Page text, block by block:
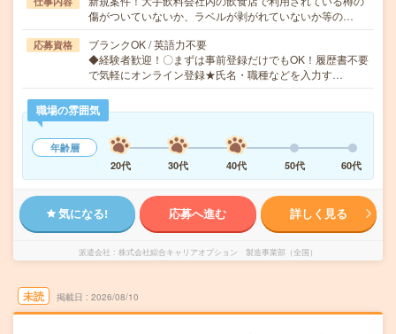
傷がついていないか、ラベルが剥がれていないか等の…
応募資格
ブランクOK / 英語力不要
◆経験者歓迎！〇まずは事前登録だけでもOK！履歴書不要
で気軽にオンライン登録★氏名・職種などを入力す…
職場の雰囲気
年齢層
20代
30代 40代 50代 60代
気になる! 応募へ進む 詳しく見る
派遣会社 株式会社綜合キャリアオプション 製造事業部（全国）
未読 掲載日 2026/08/10